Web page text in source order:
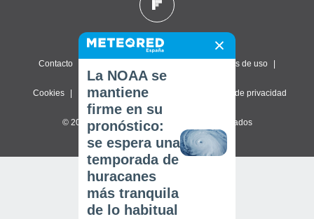
Contacto Términos de uso
Cookies Política de privacidad Configuración de privacidad
© 2026 Meteored. Todos los derechos reservados
La NOAA se
mantiene
firme en su
pronóstico:
se espera una
temporada de
huracanes
más tranquila
de lo habitual